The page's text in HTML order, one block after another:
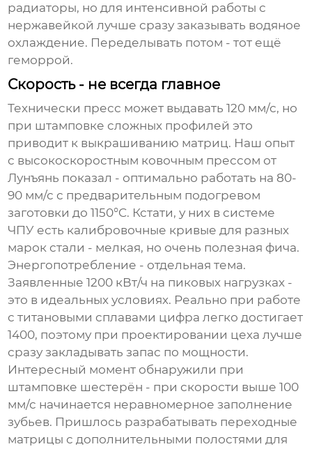
радиаторы, но для интенсивной работы с
нержавейкой лучше сразу заказывать водяное
охлаждение. Переделывать потом - тот ещё
геморрой.
Скорость - не всегда главное
Технически пресс может выдавать 120 мм/с, но
при штамповке сложных профилей это
приводит к выкрашиванию матриц. Наш опыт
с высокоскоростным ковочным прессом от
Лунъянь показал - оптимально работать на 80-
90 мм/с с предварительным подогревом
заготовки до 1150°C. Кстати, у них в системе
ЧПУ есть калибровочные кривые для разных
марок стали - мелкая, но очень полезная фича.
Энергопотребление - отдельная тема.
Заявленные 1200 кВт/ч на пиковых нагрузках -
это в идеальных условиях. Реально при работе
с титановыми сплавами цифра легко достигает
1400, поэтому при проектировании цеха лучше
сразу закладывать запас по мощности.
Интересный момент обнаружили при
штамповке шестерён - при скорости выше 100
мм/с начинается неравномерное заполнение
зубьев. Пришлось разрабатывать переходные
матрицы с дополнительными полостями для